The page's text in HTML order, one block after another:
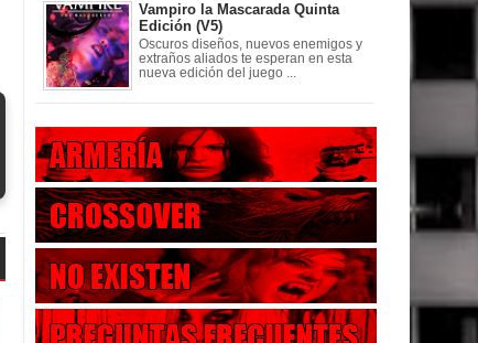
Vampiro la Mascarada Quinta
Edición (V5)
Oscuros diseños, nuevos enemigos y
extraños aliados te esperan en esta
nueva edición del juego ...